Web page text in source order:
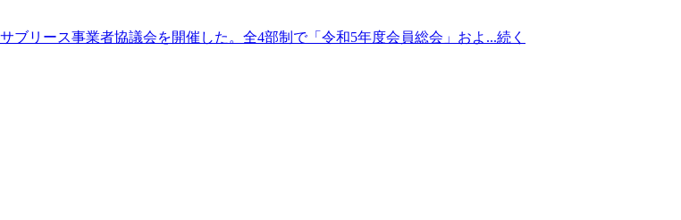
リース事業者協議会を開催した。全4部制で「令和5年度会員総会」およ...続く